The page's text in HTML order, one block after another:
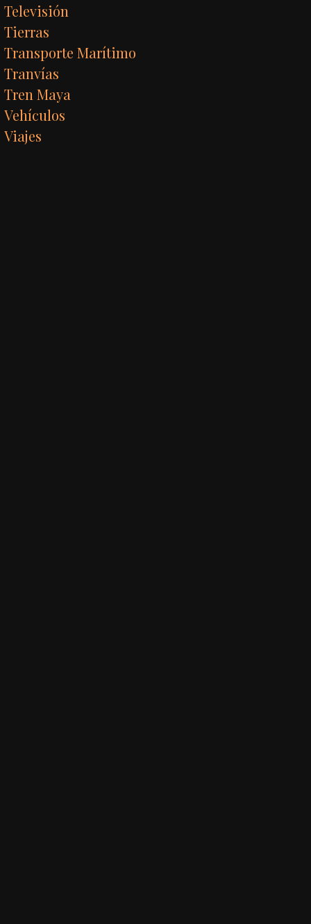
Televisión
Tierras
Transporte Marítimo
Tranvías
Tren Maya
Vehículos
Viajes